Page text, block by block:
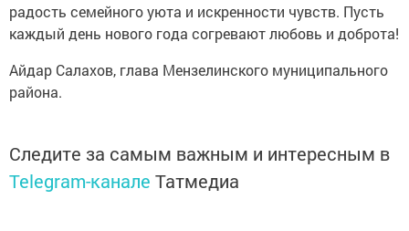
радость семейного уюта и искренности чувств. Пусть
каждый день нового года согревают любовь и доброта!
Айдар Салахов, глава Мензелинского муниципального
района.
Следите за самым важным и интересным в
Telegram-канале Татмедиа